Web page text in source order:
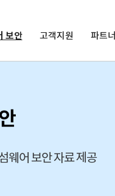
보안 고객지원 파트너
웨어 보안 자료 제공